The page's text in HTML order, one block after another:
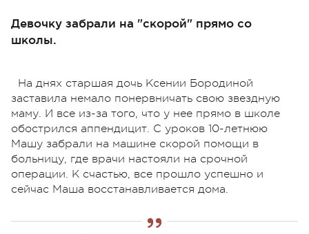
Девочку забрали на "скорой" прямо со
школы.
На днях старшая дочь Ксении Бородиной
заставила немало понервничать свою звездную
маму. И все из-за того, что у нее прямо в школе
обострился аппендицит. С уроков 10-летнюю
Машу забрали на машине скорой помощи в
больницу, где врачи настояли на срочной
операции. К счастью, все прошло успешно и
сейчас Маша восстанавливается дома.